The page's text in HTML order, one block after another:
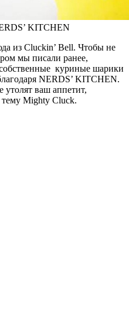
KITCHEN
из Cluckin’ Bell. Чтобы не
мы писали ранее,
куриные шарики
NERDS’ KITCHEN.
ваш аппетит,
Mighty Cluck.